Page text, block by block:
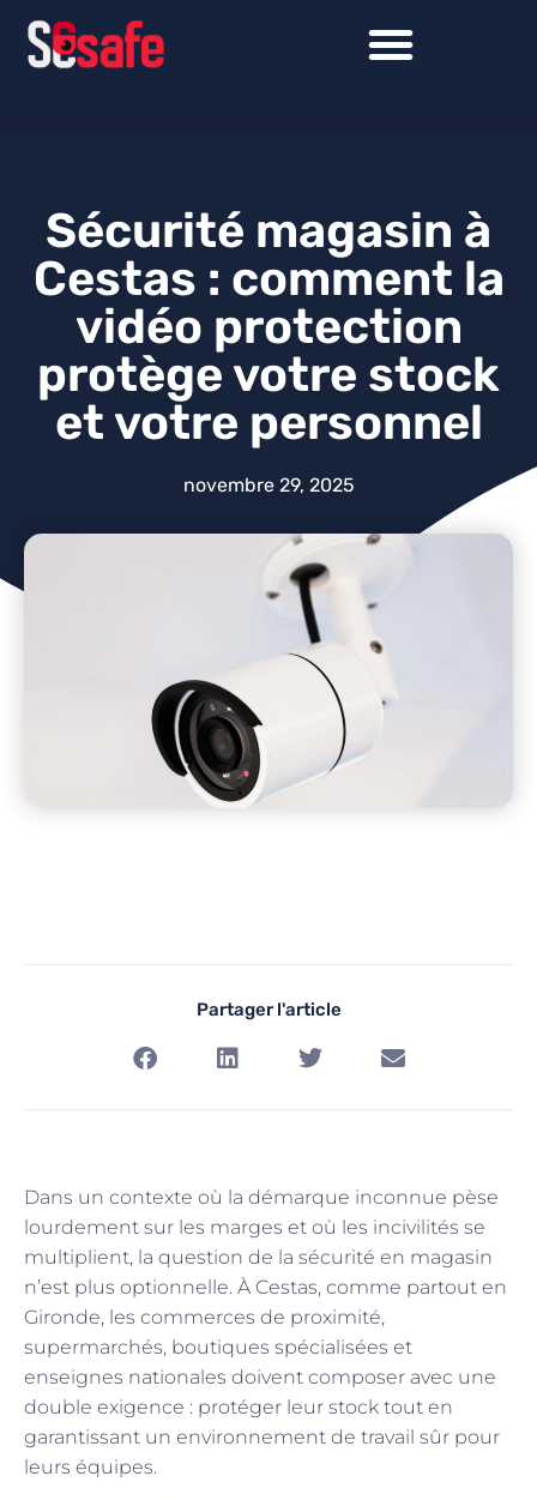
Sécurité magasin à
Cestas : comment la
vidéo protection
protège votre stock
et votre personnel
novembre 29, 2025
Partager l'article
Dans un contexte où la démarque inconnue pèse
lourdement sur les marges et où les incivilités se
multiplient, la question de la sécurité en magasin
n’est plus optionnelle. À Cestas, comme partout en
Gironde, les commerces de proximité,
supermarchés, boutiques spécialisées et
enseignes nationales doivent composer avec une
double exigence : protéger leur stock tout en
garantissant un environnement de travail sûr pour
leurs équipes.